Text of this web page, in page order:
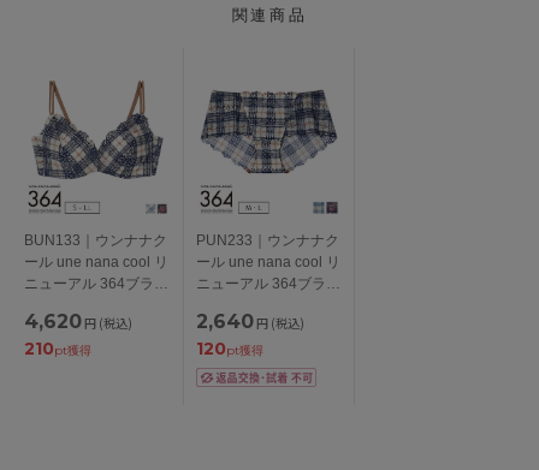
関連商品
BUN133｜ウンナナク
ール une nana cool リ
ニューアル 364ブラ
ブラ S/M/L/LL
4,620 円 (税込)
210pt獲得
PUN233｜ウンナナク
ール une nana cool リ
ニューアル 364ブラ
ーツ M/L
2,640 円 (税込)
120pt獲得